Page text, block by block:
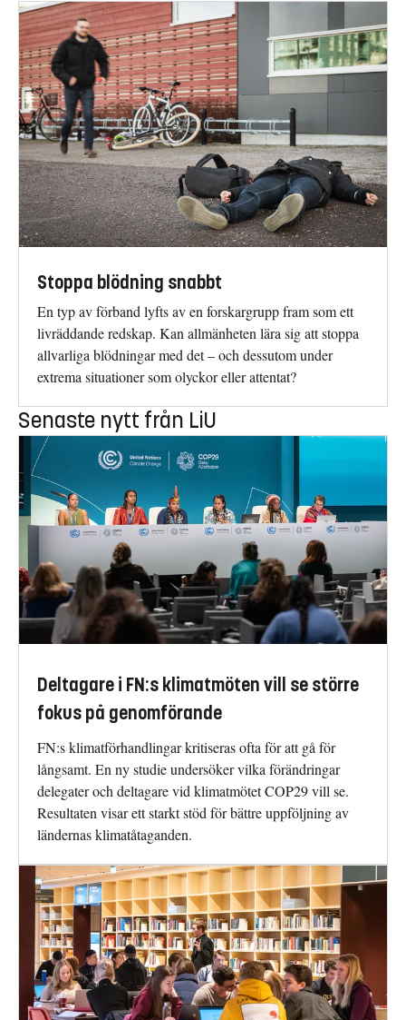
Stoppa blödning snabbt
En typ av förband lyfts av en forskargrupp fram som ett
livräddande redskap. Kan allmänheten lära sig att stoppa
allvarliga blödningar med det – och dessutom under
extrema situationer som olyckor eller attentat?
Senaste nytt från LiU
Deltagare i FN:s klimatmöten vill se större
fokus på genomförande
FN:s klimatförhandlingar kritiseras ofta för att gå för
långsamt. En ny studie undersöker vilka förändringar
delegater och deltagare vid klimatmötet COP29 vill se.
Resultaten visar ett starkt stöd för bättre uppföljning av
ländernas klimatåtaganden.